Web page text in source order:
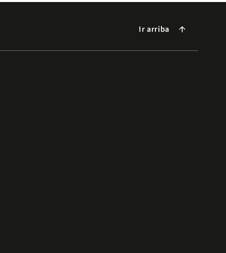
Ir arriba arrow_forward